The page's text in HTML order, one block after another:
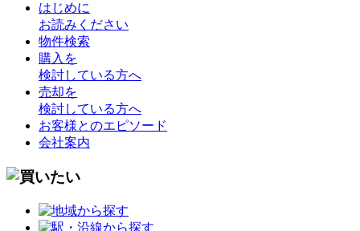
はじめに
お読みください
物件検索
購入を
検討している方へ
売却を
検討している方へ
お客様とのエピソード
会社案内